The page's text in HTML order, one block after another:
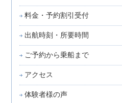
料金・予約割引受付
出航時刻・所要時間
ご予約から乗船まで
アクセス
体験者様の声